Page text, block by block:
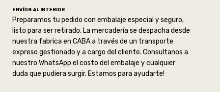
ENVÍOS AL INTERIOR
Preparamos tu pedido con embalaje especial y seguro,
listo para ser retirado. La mercadería se despacha desde
nuestra fabrica en CABA a través de un transporte
expreso gestionado y a cargo del cliente. Consultanos a
nuestro WhatsApp el costo del embalaje y cualquier
duda que pudiera surgir. Estamos para ayudarte!